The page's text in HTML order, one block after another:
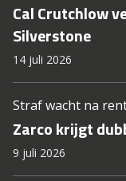
Cal Crutchlow
Silverstone
14 juli 2026
Straf wacht na
Zarco krijgt
9 juli 2026